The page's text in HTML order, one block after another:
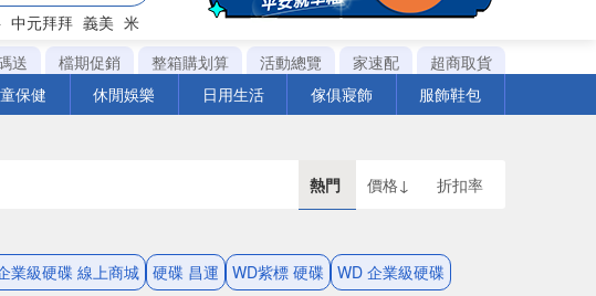
中元拜拜 義美 米
送 檔期促銷 整箱購划算 活動總覽 家速配
超商取貨
保健 休閒娛樂 日用生活 傢俱寢飾 服飾鞋包
熱門 價格↓ 折扣率
業級硬碟 線上商城 硬碟 昌運 WD紫標 硬碟
WD 企業級硬碟